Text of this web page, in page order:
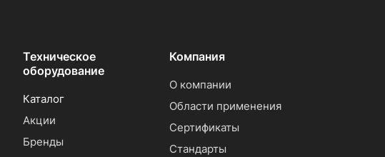
Техническое
оборудование
Каталог
Акции
Бренды
Компания
О компании
Области применения
Сертификаты
Стандарты